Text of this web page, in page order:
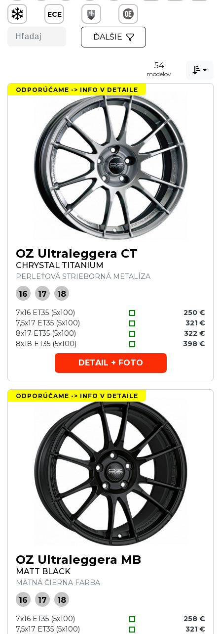
ECE
ĎALŠIE
54
modelov 
ODPORÚČAME -> INFO V DETAILE
OZ Ultraleggera CT
CHRYSTAL TITANIUM
PERLEŤOVÁ STRIEBORNÁ METALÍZA
16 17 18
7x16 ET35 (5x100)
250 €
7,5x17 ET35 (5x100)
321 €
8x17 ET35 (5x100)
322 €
8x18 ET35 (5x100)
398 €
DETAIL + FOTO
ODPORÚČAME -> INFO V DETAILE
OZ Ultraleggera MB
MATT BLACK
MATNÁ ČIERNA FARBA
16 17 18
7x16 ET35 (5x100)
258 €
7,5x17 ET35 (5x100)
321 €